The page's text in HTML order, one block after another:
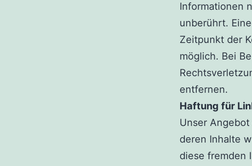
Informationen
unberührt.
Zeitpunkt der
möglich. Bei
entfernen.
Haftung für
Unser
deren Inhalte
diese fremden